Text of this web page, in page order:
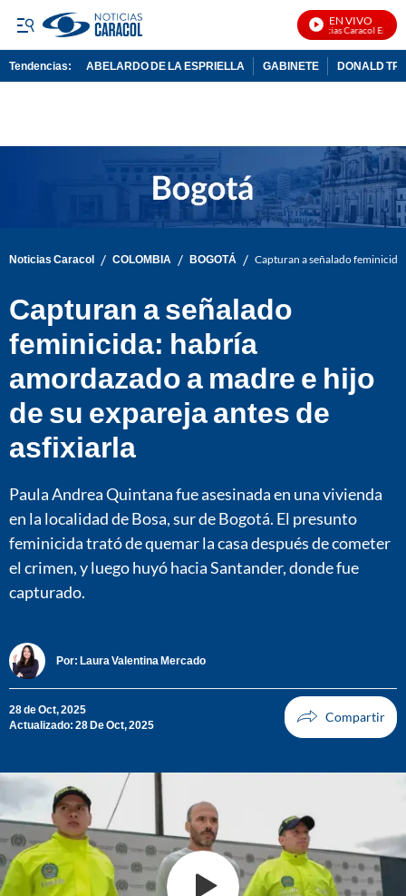
EN VIVO
Noticias Caracol En Vivo
Tendencias: ABELARDO DE LA ESPRIELLA GABINETE DONALD
Noticias Caracol / COLOMBIA / BOGOTÁ / Capturan a señalado
Capturan a señalado
feminicida: habría
amordazado a madre e hijo
de su expareja antes de
asfixiarla
Paula Andrea Quintana fue asesinada en una vivienda
en la localidad de Bosa, sur de Bogotá. El presunto
feminicida trató de quemar la casa después de cometer
el crimen, y luego huyó hacia Santander, donde fue
capturado.
Por: Laura Valentina Mercado
28 de Oct, 2025
Actualizado: 28 De Oct, 2025